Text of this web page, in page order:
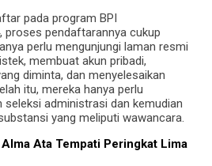
pada program BPI
proses pendaftarannya cukup
perlu mengunjungi laman resmi
membuat akun pribadi,
diminta, dan menyelesaikan
itu, mereka hanya perlu
seleksi administrasi dan kemudian
yang meliputi wawancara.
Ata Tempati Peringkat Lima